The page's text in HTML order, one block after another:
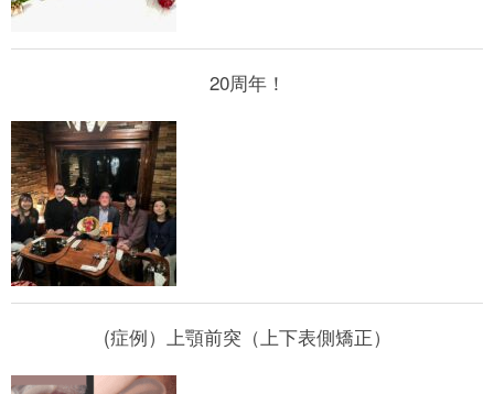
20周年！
(症例）上顎前突（上下表側矯正）